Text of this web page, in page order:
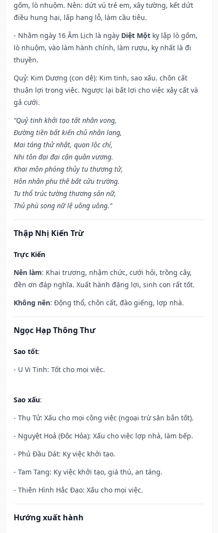
gốm, lò nhuộm. Nên: dứt vú trẻ em, xây tường, kết dứt
điều hung hại, lấp hang lỗ, làm cầu tiêu.
- Nhằm ngày 16 Âm Lịch là ngày Diệt Một kỵ lập lò gốm,
lò nhuộm, vào làm hành chính, làm rượu, kỵ nhất là đi
thuyền.
Quỷ: Kim Dương (con dê): Kim tinh, sao xấu. chôn cất
thuận lợi trong việc. Ngược lại bất lợi cho việc xây cất và
gả cưới.
“Quỷ tinh khởi tạo tất nhân vong,
Đường tiền bất kiến chủ nhân lang,
Mai táng thử nhật, quan lộc chí,
Nhi tôn đại đại cận quân vương.
Khai môn phóng thủy tu thương tử,
Hôn nhân phu thê bất cửu trường.
Tu thổ trúc tường thương sản nữ,
Thủ phù song nữ lệ uông uông.”
Thập Nhị Kiến Trừ
Trực Kiến
Nên làm: Khai trương, nhậm chức, cưới hỏi, trồng cây,
đền ơn đáp nghĩa. Xuất hành đặng lợi, sinh con rất tốt.
Không nên: Động thổ, chôn cất, đào giếng, lợp nhà.
Ngọc Hạp Thông Thư
Sao tốt:
- U Vi Tinh: Tốt cho mọi việc.
Sao xấu:
- Thụ Tử: Xấu cho mọi công việc (ngoại trừ săn bắn tốt).
- Nguyệt Hoả (Độc Hỏa): Xấu cho việc lợp nhà, làm bếp.
- Phủ Đầu Dát: Kỵ việc khởi tạo.
- Tam Tang: Kỵ việc khởi tạo, giá thú, an táng.
- Thiên Hình Hắc Đạo: Xấu cho mọi việc.
Hướng xuất hành